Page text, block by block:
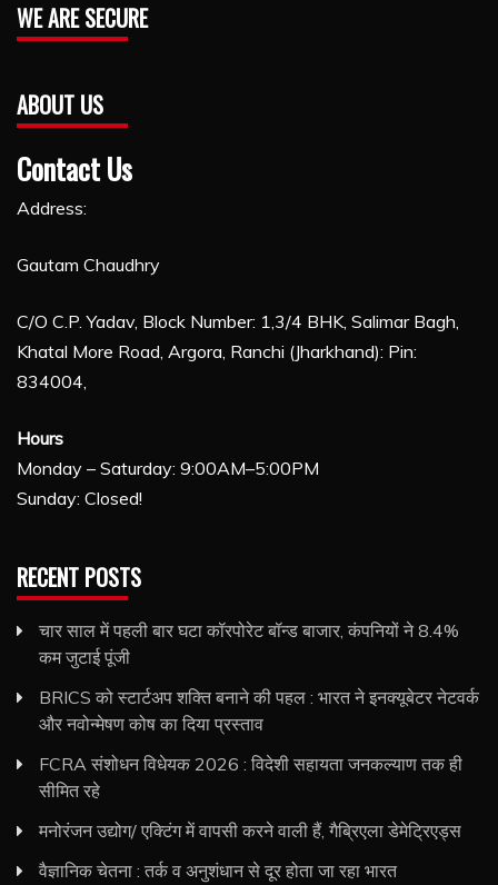
WE ARE SECURE
ABOUT US
Contact Us
Address:
Gautam Chaudhry
C/O C.P. Yadav, Block Number: 1,3/4 BHK, Salimar Bagh,
Khatal More Road, Argora, Ranchi (Jharkhand): Pin:
834004,
Hours
Monday – Saturday: 9:00AM–5:00PM
Sunday: Closed!
RECENT POSTS
चार साल में पहली बार घटा कॉरपोरेट बॉन्ड बाजार, कंपनियों ने 8.4%
कम जुटाई पूंजी
BRICS को स्टार्टअप शक्ति बनाने की पहल : भारत ने इनक्यूबेटर नेटवर्क
और नवोन्मेषण कोष का दिया प्रस्ताव
FCRA संशोधन विधेयक 2026 : विदेशी सहायता जनकल्याण तक ही
सीमित रहे
मनोरंजन उद्योग/ एक्टिंग में वापसी करने वाली हैं, गैब्रिएला डेमेट्रिएड्स
वैज्ञानिक चेतना : तर्क व अनुशंधान से दूर होता जा रहा भारत